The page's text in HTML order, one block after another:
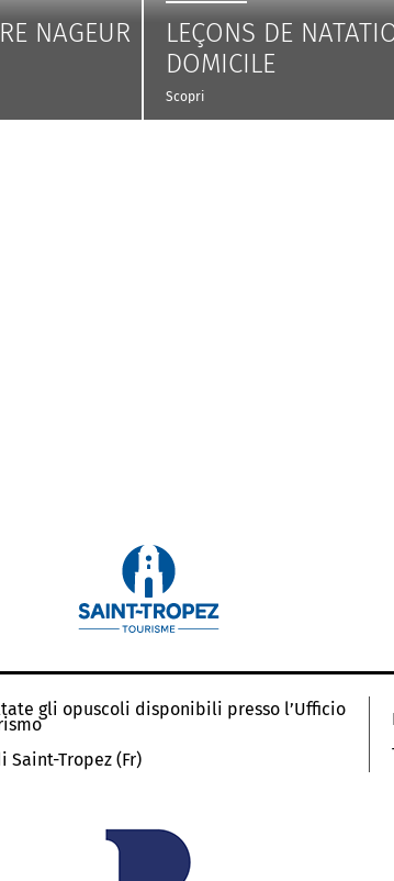
NAGEUR
LEÇONS DE
DOMICILE
Scopri
gli opuscoli disponibili presso l’Ufficio
Saint-Tropez (Fr)